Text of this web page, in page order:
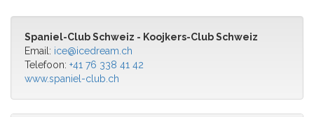
Spaniel-Club Schweiz - Koojkers-Club Schweiz
Email: ice@icedream.ch
Telefoon: +41 76 338 41 42
www.spaniel-club.ch